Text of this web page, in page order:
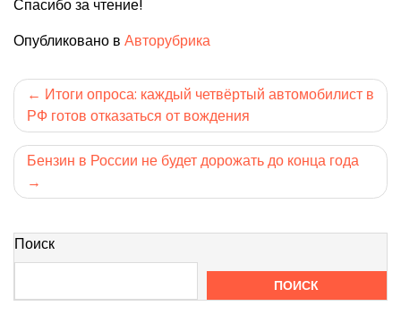
Спасибо за чтение!
Опубликовано в Авторубрика
Навигация
по
записям
Итоги опроса: каждый четвёртый автомобилист в
РФ готов отказаться от вождения
Бензин в России не будет дорожать до конца года
Поиск
ПОИСК